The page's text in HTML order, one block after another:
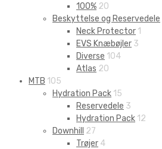
100% 20
Beskyttelse og Reservedele
Neck Protector 1
EVS Knæbøjler 3
Diverse 104
Atlas 20
MTB 105
Hydration Pack 15
Reservedele 3
Hydration Pack 12
Downhill
27
Trøjer 4